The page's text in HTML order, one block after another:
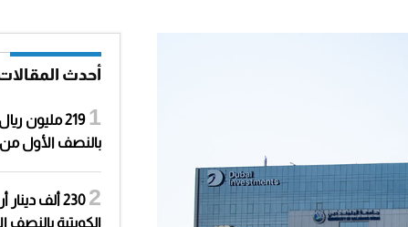
أحدث
219 مليون
بالنصف الأول من
230 ألف
الكويتية بالنصف